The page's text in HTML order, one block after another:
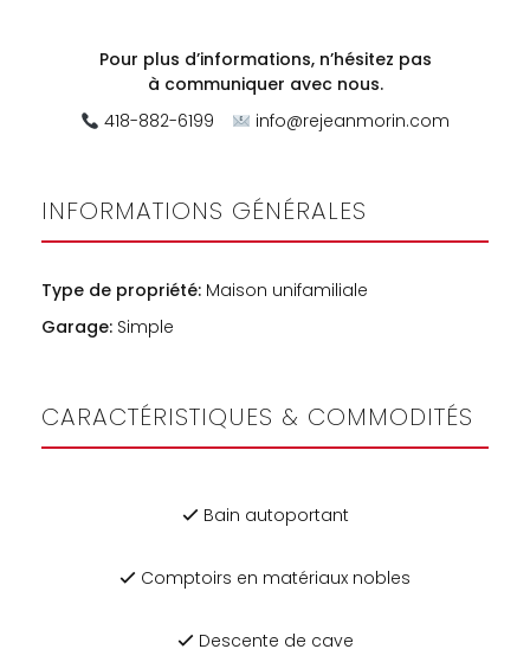
Pour plus d’informations, n’hésitez pas
à communiquer avec nous.
418-882-6199
info@rejeanmorin.com
INFORMATIONS GÉNÉRALES
Type de propriété: Maison unifamiliale
Garage: Simple
CARACTÉRISTIQUES & COMMODITÉS
Bain autoportant
Comptoirs en matériaux nobles
Descente de cave